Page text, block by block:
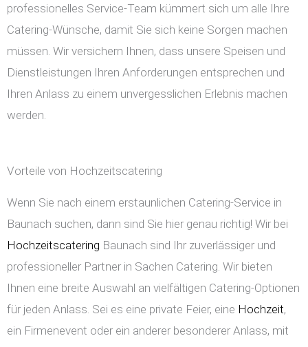
professionelles Service-Team kümmert sich um alle Ihre
Catering-Wünsche, damit Sie sich keine Sorgen machen
müssen. Wir versichern Ihnen, dass unsere Speisen und
Dienstleistungen Ihren Anforderungen entsprechen und
Ihren Anlass zu einem unvergesslichen Erlebnis machen
werden.
Vorteile von Hochzeitscatering
Wenn Sie nach einem erstaunlichen Catering-Service in
Baunach suchen, dann sind Sie hier genau richtig! Wir bei
Hochzeitscatering Baunach sind Ihr zuverlässiger und
professioneller Partner in Sachen Catering. Wir bieten
Ihnen eine breite Auswahl an vielfältigen Catering-Optionen
für jeden Anlass. Sei es eine private Feier, eine Hochzeit,
ein Firmenevent oder ein anderer besonderer Anlass, mit